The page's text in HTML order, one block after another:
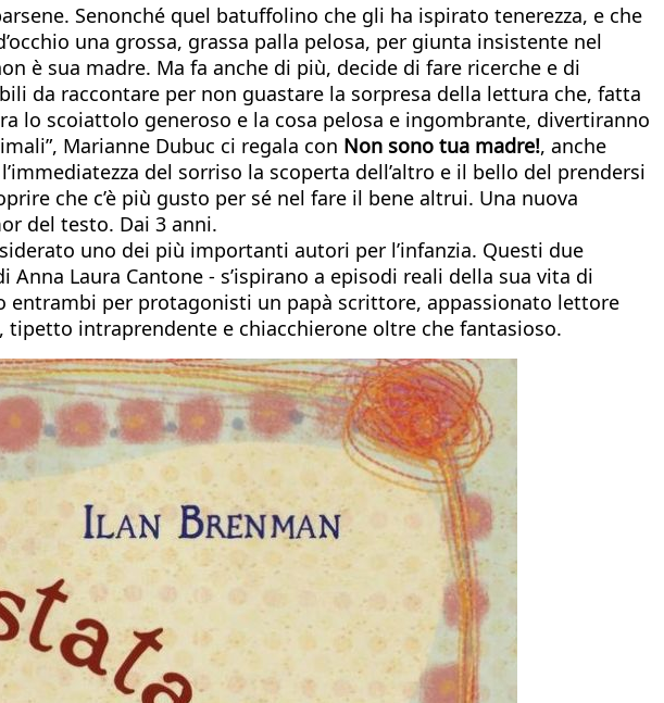
Senonché quel batuffolino che gli ha ispirato tenerezza, e che
una grossa, grassa palla pelosa, per giunta insistente nel
è sua madre. Ma fa anche di più, decide di fare ricerche e di
da raccontare per non guastare la sorpresa della lettura che, fatta
lo scoiattolo generoso e la cosa pelosa e ingombrante, divertiranno
Marianne Dubuc ci regala con Non sono tua madre!, anche
del sorriso la scoperta dell’altro e il bello del prendersi
che c’è più gusto per sé nel fare il bene altrui. Una nuova
del testo. Dai 3 anni.
uno dei più importanti autori per l’infanzia. Questi due
Laura Cantone - s’ispirano a episodi reali della sua vita di
entrambi per protagonisti un papà scrittore, appassionato lettore
intraprendente e chiacchierone oltre che fantasioso.